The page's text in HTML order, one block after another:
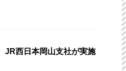
JR西日本岡山支社が実施